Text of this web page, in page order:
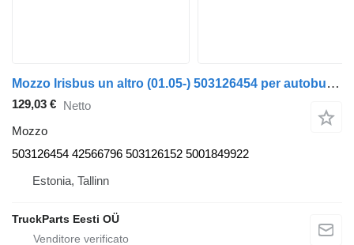
Mozzo Irisbus un altro (01.05-) 503126454 per autobus Irisbus Access, Evadys, Axer, Karosa, Recreo, Domino, Agora, Citelis, Eurorider (1999-)
129,03 € Netto
Mozzo
503126454 42566796 503126152 5001849922
Estonia, Tallinn
TruckParts Eesti OÜ